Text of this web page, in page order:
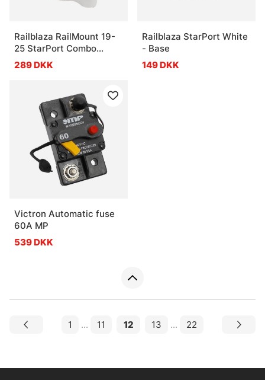
Railblaza RailMount 19-
25 StarPort Combo
White - Base
289 DKK
Railblaza StarPort White
- Base
149 DKK
Victron Automatic fuse
60A MP
539 DKK
1 ... 11 12 13 ... 22